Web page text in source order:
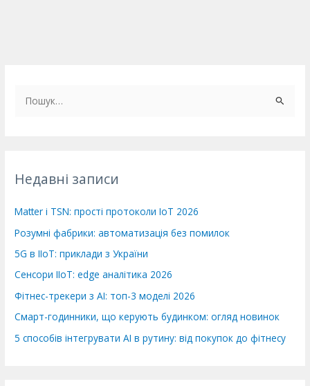
иНедавні записи
Matter і TSN: прості протоколи IoT 2026
Розумні фабрики: автоматизація без помилок
5G в IIoT: приклади з України
Сенсори IIoT: edge аналітика 2026
Фітнес-трекери з AI: топ-3 моделі 2026
Смарт-годинники, що керують будинком: огляд новинок
5 способів інтегрувати AI в рутину: від покупок до фітнесу